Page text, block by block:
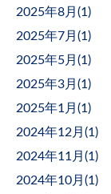
2025年8月(1 )
2025年7月(1 )
2025年5月(1 )
2025年3月(1 )
2025年1月(1 )
2024年12月(1 )
2024年11月(1 )
2024年10月(1 )